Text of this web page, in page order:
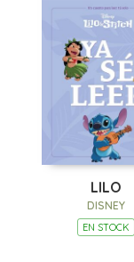
LILO
DISNEY
EN STOCK